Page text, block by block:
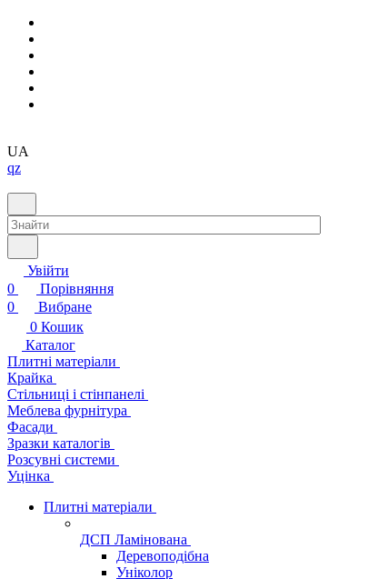
UA
qz
Увійти
0
Порівняння
0
Вибране
0 Кошик
Каталог
Плитні матеріали
Крайка
Стільниці і стінпанелі
Меблева фурнітура
Фасади
Зразки каталогів
Розсувні системи
Уцінка
Плитні матеріали
ДСП Ламінована
Деревоподібна
Уніколор